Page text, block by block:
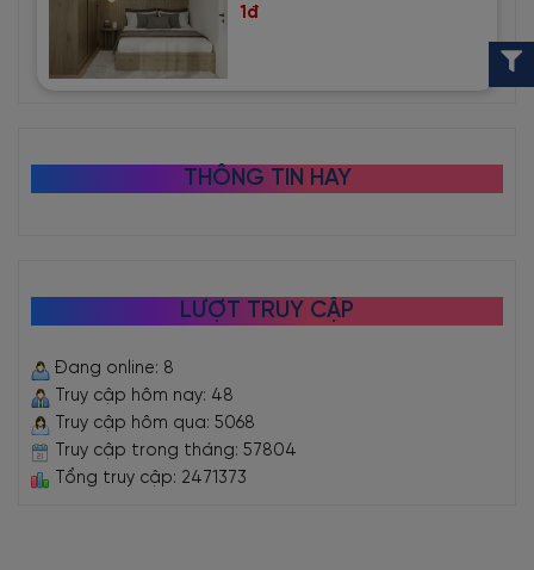
1đ
THÔNG TIN HAY
LƯỢT TRUY CẬP
Đang online: 8
Truy cập hôm nay: 48
Truy cập hôm qua: 5068
Truy cập trong tháng: 57804
Tổng truy cập: 2471373